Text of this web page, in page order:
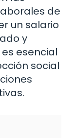
de
un salario
y
esencial
social